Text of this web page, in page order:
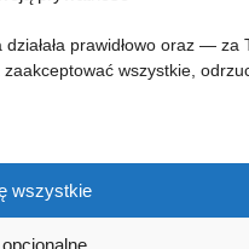
prawidłowo oraz — za
wszystkie,
wszystkie
(EU)